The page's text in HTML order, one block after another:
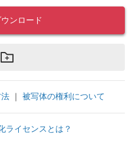
ウンロード
｜ 被写体の権利について
ライセンスとは？